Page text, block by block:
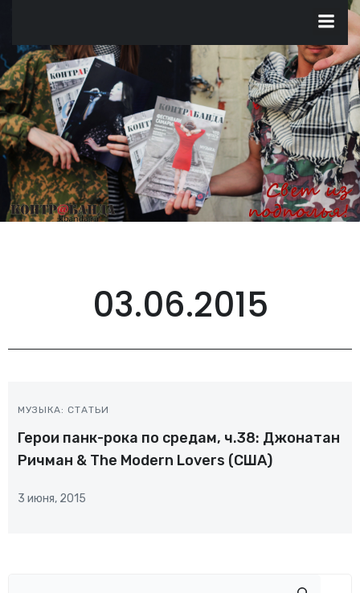
содержимому
03.06.2015
МУЗЫКА: СТАТЬИ
Герои панк-рока по средам, ч.38: Джонатан
Ричман & The Modern Lovers (США)
3 июня, 2015